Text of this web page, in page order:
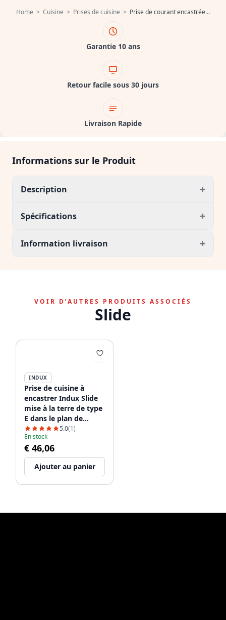
Home > Cuisine > Prises de cuisine > Prise de courant encastrée Indux Slide pour plan de travail de cuisine avec USB C et prise de courant couleur inox 1208957391
Garantie 10 ans
Retour facile sous 30 jours
Livraison Rapide
Informations sur le Produit
Description +
Spécifications +
Information livraison +
VOIR D’AUTRES PRODUITS ASSOCIÉS
Slide
INDUX
Prise de cuisine à
encastrer Indux Slide
mise à la terre de type
E dans le plan de
travail avec USB et
prise de courant
couleur inox
1208957392
5.0(1)
En stock
€ 46,06
Ajouter au panier